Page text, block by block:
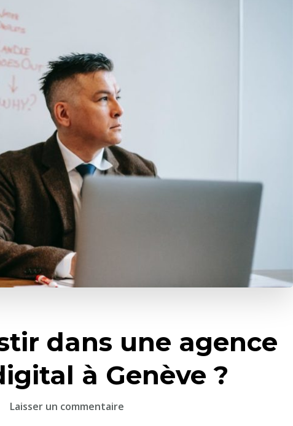
dans une agence
à Genève ?
Laisser un commentaire